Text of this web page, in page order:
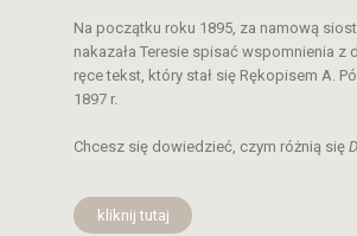
Na początku roku 1895, za namową
nakazała Teresie spisać wspomnienia z
ręce tekst, który stał się Rękopisem A.
1897 r.
Chcesz się dowiedzieć, czym różnią się
kliknij tutaj